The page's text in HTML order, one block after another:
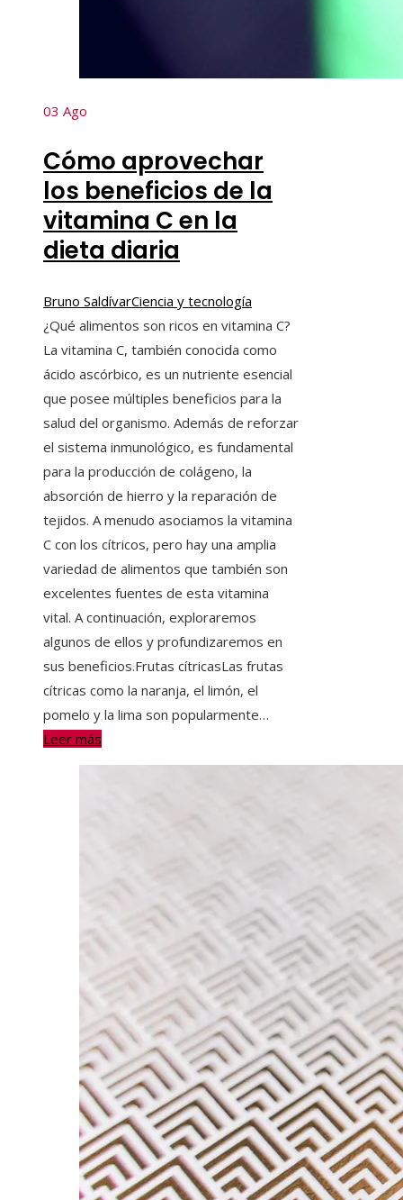
03 Ago
Cómo aprovechar
los beneficios de la
vitamina C en la
dieta diaria
Bruno SaldívarCiencia y tecnología
¿Qué alimentos son ricos en vitamina C?
La vitamina C, también conocida como
ácido ascórbico, es un nutriente esencial
que posee múltiples beneficios para la
salud del organismo. Además de reforzar
el sistema inmunológico, es fundamental
para la producción de colágeno, la
absorción de hierro y la reparación de
tejidos. A menudo asociamos la vitamina
C con los cítricos, pero hay una amplia
variedad de alimentos que también son
excelentes fuentes de esta vitamina
vital. A continuación, exploraremos
algunos de ellos y profundizaremos en
sus beneficios.Frutas cítricasLas frutas
cítricas como la naranja, el limón, el
pomelo y la lima son popularmente…
Leer más